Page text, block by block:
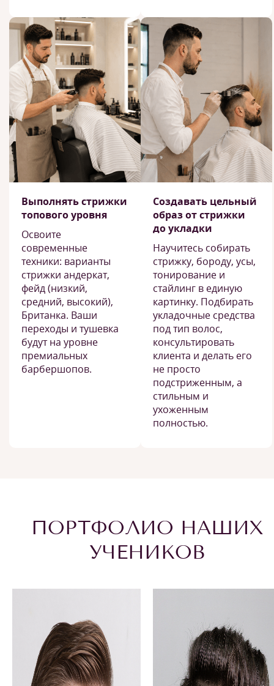
Выполнять стрижки
топового уровня
Освоите
современные
техники: варианты
стрижки андеркат,
фейд (низкий,
средний, высокий),
Британка. Ваши
переходы и тушевка
будут на уровне
премиальных
барбершопов.
Создавать цельный
образ от стрижки
до укладки
Научитесь собирать
стрижку, бороду, усы,
тонирование и
стайлинг в единую
картинку. Подбирать
укладочные средства
под тип волос,
консультировать
клиента и делать его
не просто
подстриженным, а
стильным и
ухоженным
полностью.
ПОРТФОЛИО НАШИХ
УЧЕНИКОВ